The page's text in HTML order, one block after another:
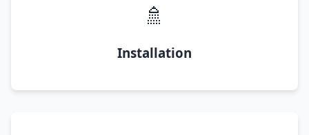
🚿
Installation